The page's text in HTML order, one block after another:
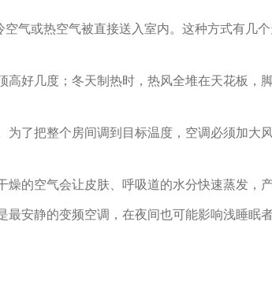
气或热空气被直接送入室内。这种方式有几
好几度；冬天制热时，热风全堆在天花板，脚
了把整个房间调到目标温度，空调必须加大
的空气会让皮肤、呼吸道的水分快速蒸发，产
安静的变频空调，在夜间也可能影响浅睡眠者